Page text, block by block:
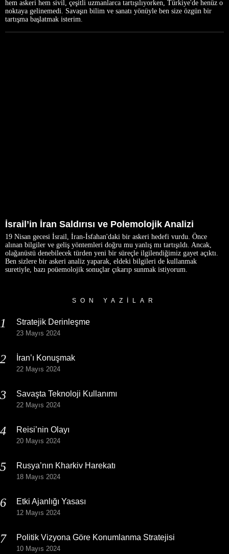
hem askeri hem sivil, çeşitli uzmanlarca tartışılıyorken, Türkiye'de henüz o
noktaya gelinemedi. Savaşın bilim ve sanatı yönüyle ben size özgün bir
tartışma başlatmak isterim.
İsrail’in İran Saldırısı ve Polemolojik Analizi
19 Nisan gecesi İsrail, İran-İsfahan'daki bir askeri hedefi vurdu. Önce
alınan bilgiler ve geliş yöntemleri doğru mu yanlış mı tartışıldı. Ancak,
olağanüstü denebilecek türden yeni bir süreçle ilgilendiğimiz gayet açıktı.
Ben sizlere bir askeri analiz yaparak, eldeki bilgileri de kullanmak
suretiyle, bazı poüemolojik sonuçlar çıkarıp sunmak istiyorum.
SON YAZILAR
Stratejik Derinleşme
23 Mayıs 2024
İran’ı Konuşmak
22 Mayıs 2024
Savaşta Teknoloji Kullanımı
22 Mayıs 2024
Reisi’nin Olayı
20 Mayıs 2024
Rusya’nın Kharkiv Harekatı
18 Mayıs 2024
Etki Ajanlığı Yasası
12 Mayıs 2024
Politik Vizyona Göre Konumlanma Stratejisi
10 Mayıs 2024